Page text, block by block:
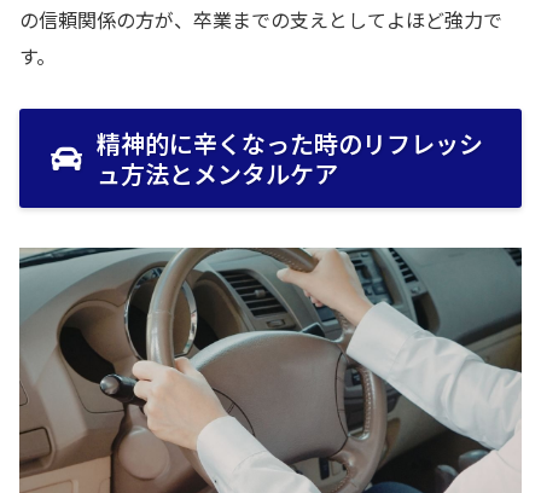
の信頼関係の方が、卒業までの支えとしてよほど強力で
す。
精神的に辛くなった時のリフレッシ
ュ方法とメンタルケア